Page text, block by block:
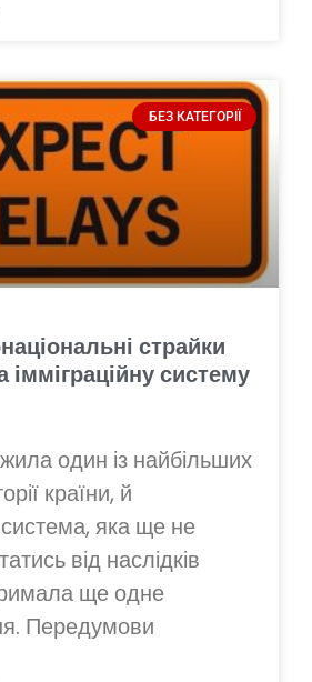
БЕЗ КАТЕГОРІЇ
страйки
систему
один із найбільших
країни, й
система, яка ще не
від наслідків
ще одне
Передумови